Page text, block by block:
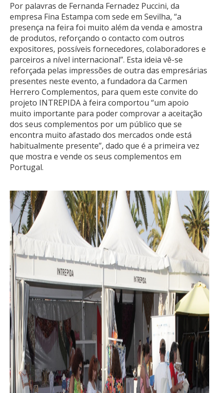
Por palavras de Fernanda Fernadez Puccini, da
empresa Fina Estampa com sede em Sevilha, “a
presença na feira foi muito além da venda e amostra
de produtos, reforçando o contacto com outros
expositores, possíveis fornecedores, colaboradores e
parceiros a nível internacional”. Esta ideia vê-se
reforçada pelas impressões de outra das empresárias
presentes neste evento, a fundadora da Carmen
Herrero Complementos, para quem este convite do
projeto INTREPIDA à feira comportou “um apoio
muito importante para poder comprovar a aceitação
dos seus complementos por um público que se
encontra muito afastado dos mercados onde está
habitualmente presente”, dado que é a primeira vez
que mostra e vende os seus complementos em
Portugal.